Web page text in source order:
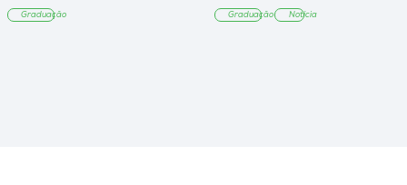
Graduação Graduação Notícia